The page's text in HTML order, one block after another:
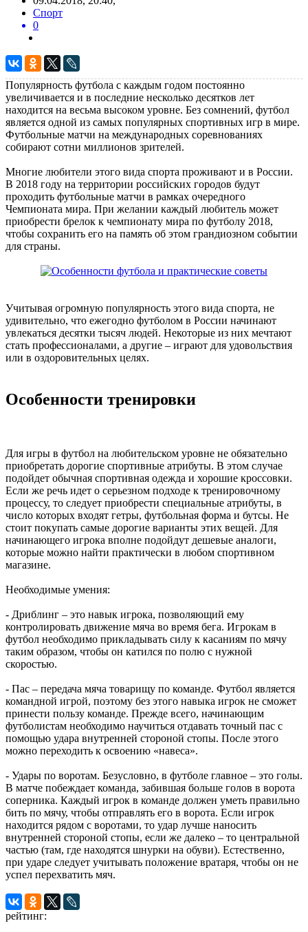
Спорт
0
Популярность футбола с каждым годом постоянно
увеличивается и в последние несколько десятков лет
находится на весьма высоком уровне. Без сомнений, футбол
является одной из самых популярных спортивных игр в мире.
Футбольные матчи на международных соревнованиях
собирают сотни миллионов зрителей.
Многие любители этого вида спорта проживают и в России.
В 2018 году на территории российских городов будут
проходить футбольные матчи в рамках очередного
Чемпионата мира. При желании каждый любитель может
приобрести брелок к чемпионату мира по футболу 2018,
чтобы сохранить его на память об этом грандиозном событии
для страны.
Учитывая огромную популярность этого вида спорта, не
удивительно, что ежегодно футболом в России начинают
увлекаться десятки тысяч людей. Некоторые из них мечтают
стать профессионалами, а другие – играют для удовольствия
или в оздоровительных целях.
Особенности тренировки
Для игры в футбол на любительском уровне не обязательно
приобретать дорогие спортивные атрибуты. В этом случае
подойдет обычная спортивная одежда и хорошие кроссовки.
Если же речь идет о серьезном подходе к тренировочному
процессу, то следует приобрести специальные атрибуты, в
число которых входят гетры, футбольная форма и бутсы. Не
стоит покупать самые дорогие варианты этих вещей. Для
начинающего игрока вполне подойдут дешевые аналоги,
которые можно найти практически в любом спортивном
магазине.
Необходимые умения:
- Дриблинг – это навык игрока, позволяющий ему
контролировать движение мяча во время бега. Игрокам в
футбол необходимо прикладывать силу к касаниям по мячу
таким образом, чтобы он катился по полю с нужной
скоростью.
- Пас – передача мяча товарищу по команде. Футбол является
командной игрой, поэтому без этого навыка игрок не сможет
принести пользу команде. Прежде всего, начинающим
футболистам необходимо научиться отдавать точный пас с
помощью удара внутренней стороной стопы. После этого
можно переходить к освоению «навеса».
- Удары по воротам. Безусловно, в футболе главное – это голы.
В матче побеждает команда, забившая больше голов в ворота
соперника. Каждый игрок в команде должен уметь правильно
бить по мячу, чтобы отправлять его в ворота. Если игрок
находится рядом с воротами, то удар лучше наносить
внутренней стороной стопы, если же далеко – то центральной
частью (там, где находятся шнурки на обуви). Естественно,
при ударе следует учитывать положение вратаря, чтобы он не
успел перехватить мяч.
рейтинг: